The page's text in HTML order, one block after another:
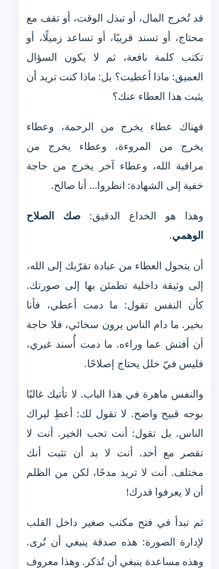
قد تُخرج المال، أو تبذل الوقت، أو تقف مع
محتاج، أو تسند قريبًا، أو تساعد زميلًا، أو
تكتب كلمة نافعة، ثم لا يكون السؤال
العميق: ماذا أعطيت؟ بل: ماذا كنت تريد أن
يثبت هذا العطاء عنك؟
فهناك عطاء يخرج من الرحمة، وعطاء
يخرج من المروءة، وعطاء يخرج من
مراقبة الله، وعطاء آخر يخرج من حاجة
خفية إلى الشهادة: انظروا… أنا صالح.
وهذا هو الخداع الدقيق: صك الصلاح
الوهمي.
أن يتحول العطاء من عبادة تقرّبك إلى الله،
إلى وثيقة داخلية تطمئن بها إلى صورتك.
كأن النفس تقول: ما دمت أعطي، فأنا
بخير. ما دام الناس يرون سخائي، فلا حاجة
أن أفتش عما وراءه. ما دمت أُسند غيري،
فليس فيّ خلل يحتاج إصلاحًا.
والنفس ماهرة في هذا الباب. لا تأتيك غالبًا
بوجه قبيح واضح. لا تقول لك: أعطِ ليراك
الناس. بل تقول: أنت تحب الخير. أنت لا
تقصر مع أحد. أنت لا بد أن تثبت أنك
مختلف. أنت لا تريد مدحًا، لكن من الظلم
أن لا يعرفوا قدرك!
ثم تبدأ في فتح مكتب صغير داخل القلب
لإدارة الصورة: هذه صدقة ينبغي أن تُرى.
وهذه مساعدة ينبغي أن تُذكر. وهذا معروف